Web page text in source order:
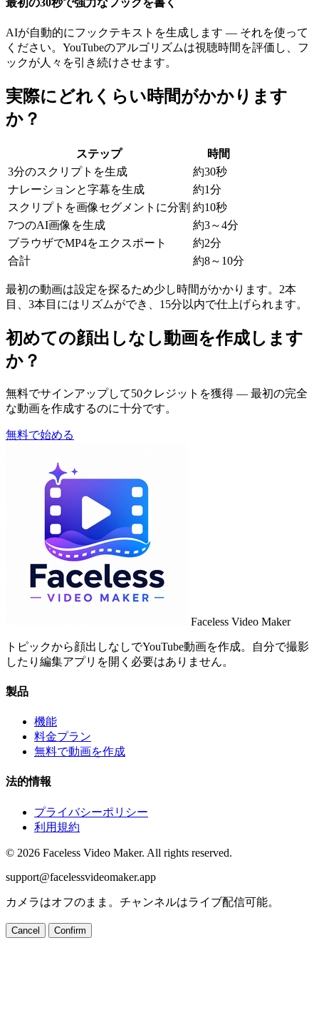
AIが自動的にフックテキストを生成します — それを使って
ください。YouTubeのアルゴリズムは視聴時間を評価し、フ
ックが人々を引き続けさせます。
実際にどれくらい時間がかかります
か？
ステップ
時間
3分のスクリプトを生成
約30秒
ナレーションと字幕を生成
約1分
スクリプトを画像セグメントに分割 約10秒
7つのAI画像を生成
約3～4分
ブラウザでMP4をエクスポート
約2分
合計
約8～10分
最初の動画は設定を探るため少し時間がかかります。2本
目、3本目にはリズムができ、15分以内で仕上げられます。
初めての顔出しなし動画を作成します
か？
無料でサインアップして50クレジットを獲得 — 最初の完全
な動画を作成するのに十分です。
無料で始める
Faceless Video Maker
トピックから顔出しなしでYouTube動画を作成。自分で撮影
したり編集アプリを開く必要はありません。
製品
機能
料金プラン
無料で動画を作成
法的情報
プライバシーポリシー
利用規約
© 2026 Faceless Video Maker. All rights reserved.
support@facelessvideomaker.app
カメラはオフのまま。チャンネルはライブ配信可能。
Cancel Confirm